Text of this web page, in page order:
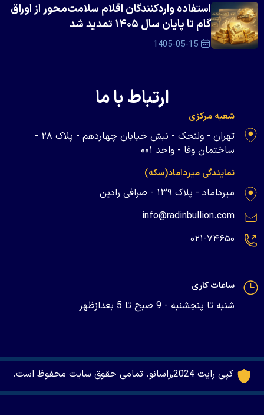
استفاده واردکنندگان اقلام سلامت‌محور از اوراق
گام تا پایان سال ۱۴۰۵ تمدید شد
1405-05-15
ارتباط با ما
شعبه مرکزی
تهران - ولنجک - نبش خیابان چهاردهم - پلاک ۲۸ -
ساختمان وفا - واحد ۰۰۱
نمایندگی میرداماد(سکه)
میرداماد - پلاک ۱۳۹ - صرافی رادین
info@radinbullion.com
۰۲۱-۷۴۶۵۰
ساعات کاری
شنبه تا پنجشنبه - 9 صبح تا 5 بعدازظهر
کپی رایت 2024,راسانو. تمامی حقوق سایت محفوظ است.